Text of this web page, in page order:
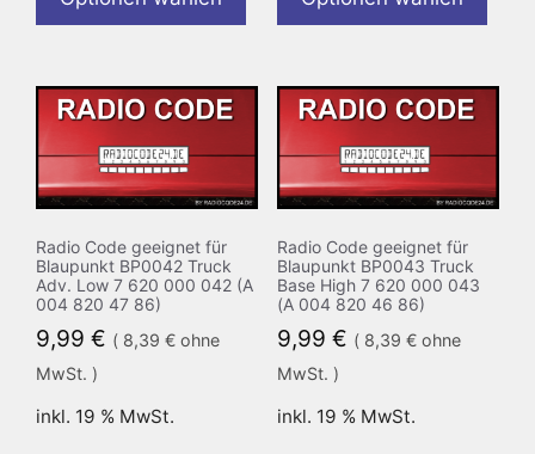
Radio Code geeignet für
Blaupunkt BP0042 Truck
Adv. Low 7 620 000 042 (A
004 820 47 86)
9,99 € ( 8,39 € ohne
MwSt. )
inkl. 19 % MwSt.
Radio Code geeignet für
Blaupunkt BP0043 Truck
Base High 7 620 000 043
(A 004 820 46 86)
9,99 € ( 8,39 €ohne
MwSt. )
inkl. 19 % MwSt.